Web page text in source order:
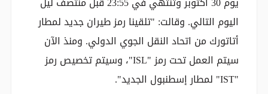
اليوم التالي. وقالت: "تلقينا رمز طيران جديد لمطار
أتاتورك من اتحاد النقل الجوي الدولي. ومنذ الآن
سيتم العمل تحت رمز "ISL"، وسيتم تخصيص رمز
"IST" لمطار إسطنبول الجديد".